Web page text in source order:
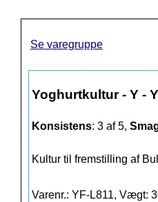
Se varegruppe
Yoghurtkultur - Y -
Konsistens: 3 af 5,
Kultur til fremstilling af
Varenr.: YF-L811, Vægt: